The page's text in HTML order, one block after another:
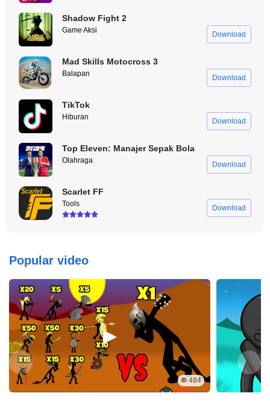
Shadow Fight 2
Game Aksi Download
Mad Skills Motocross 3
Balapan Download
TikTok
Hiburan Download
Top Eleven: Manajer Sepak Bola
Olahraga Download
Scarlet FF
Tools Download
Popular video
484